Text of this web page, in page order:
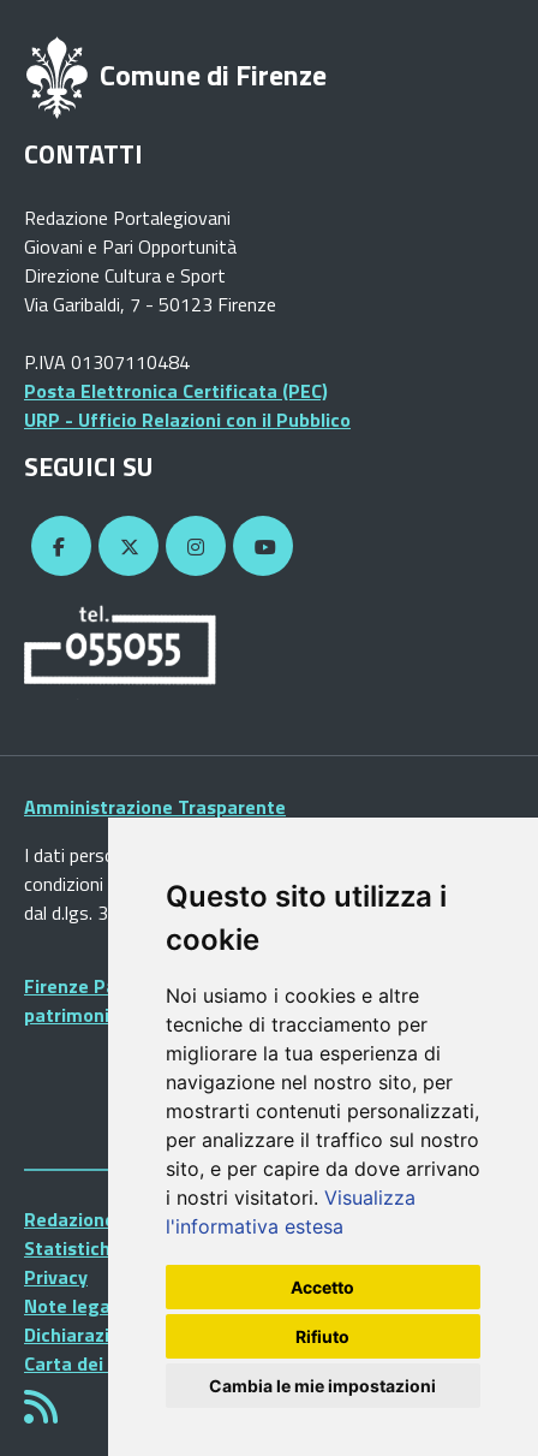
Questo sito utilizza i
cookie
Noi usiamo i cookies e altre
tecniche di tracciamento per
migliorare la tua esperienza di
navigazione nel nostro sito, per
mostrarti contenuti personalizzati,
per analizzare il traffico sul nostro
sito, e per capire da dove arrivano
i nostri visitatori. Visualizza
l'informativa estesa
Accetto
Rifiuto
Cambia le mie impostazioni
Comune di Firenze
CONTATTI
Redazione Portalegiovani
Giovani e Pari Opportunità
Direzione Cultura e Sport
Via Garibaldi, 7 - 50123 Firenze
P.IVA 01307110484
Posta Elettronica Certificata (PEC)
URP - Ufficio Relazioni con il Pubblico
SEGUICI SU
Amministrazione Trasparente
I dati personali pubblicati sono riutilizzabili solo alle
condizioni previste dalla direttiva comunitaria 2003/98/CE e
dal d.lgs. 36/2006
Firenze Patrimonio Mondiale - Centro storico di Firenze
patrimonio dell’Umanità
Redazione Portalegiovani
Statistiche
Privacy
Note legali
Dichiarazione di accessibilità
Carta dei Servizi